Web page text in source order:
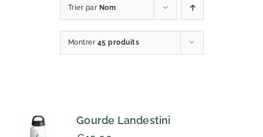
Trier par Nom
Montrer 45 produits
Gourde Landestini